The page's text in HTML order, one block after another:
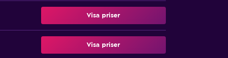
Visa priser
Visa priser